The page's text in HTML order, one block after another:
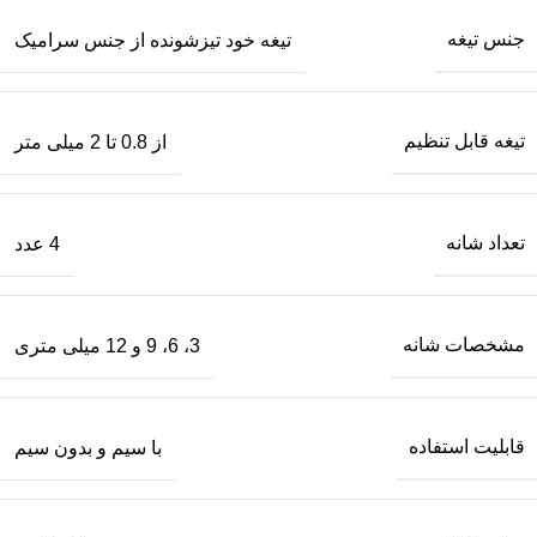
جنس تیغه تیغه خود تیزشونده از جنس سرامیک
تیغه قابل تنظیم از 0.8 تا 2 میلی متر
تعداد شانه 4 عدد
مشخصات شانه 3، 6، 9 و 12 میلی متری
قابلیت استفاده با سیم و بدون سیم